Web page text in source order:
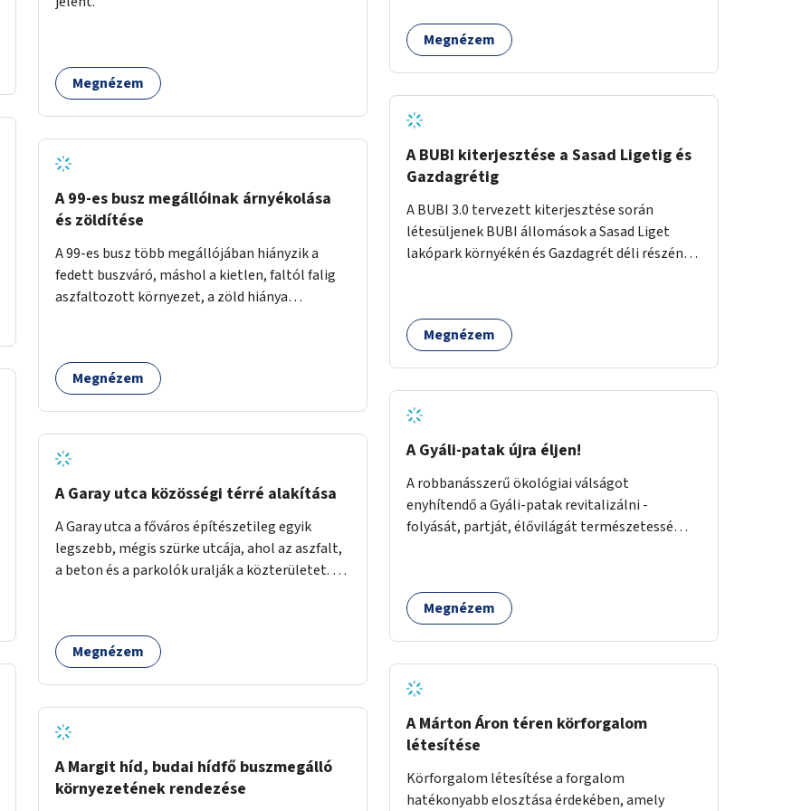
időszakokban zsúfolt 5-ös autóbusz
Megnézem
A 99-es busz megállóinak árnyékolása
és zöldítése
A 99-es busz több megállójában hiányzik a
fedett buszváró, máshol a kietlen, faltól falig
aszfaltozott környezet, a zöld hiánya
zöldítéssel is össze lehetne kötni: ahol
megoldható, ott az utasváróra vagy akár
megállókat.
Megnézem
A Garay utca közösségi térré alakítása
A Garay utca a főváros építészetileg egyik
legszebb, mégis szürke utcája, ahol az aszfalt,
a beton és a parkolók uralják a közterületet. Az
közösségbarát terület létrehozásának. A
szakaszon a parkolás átszervezésével
sakkasztal és egy lábbal tekerhető
mobiltöltőpont tennék kellemesebbé (és
hűvösebbé) a környéken lakók és az arra járók
mindennapjait.
Megnézem
A Margit híd, budai hídfő buszmegálló
környezetének rendezése
alkalmas lenne egy nagy biodiverzitású hosszú
kert kialakítására, több szintű növényzettel,
Megnézem
A BUBI kiterjesztése a Sasad Ligetig és
Gazdagrétig
A BUBI 3.0 tervezett kiterjesztése során
létesüljenek BUBI állomások a Sasad Liget
lakópark környékén és Gazdagrét déli részén
Megnézem
A Gyáli-patak újra éljen!
A robbanásszerű ökológiai válságot
enyhítendő a Gyáli-patak revitalizálni -
folyását, partját, élővilágát természetessé
terhelt módon. Élő kapcsolatot létrehozni
Soroksár és a patak között, illetve a
vezetésével.
Megnézem
A Márton Áron téren körforgalom
létesítése
Körforgalom létesítése a forgalom
hatékonyabb elosztása érdekében, amely